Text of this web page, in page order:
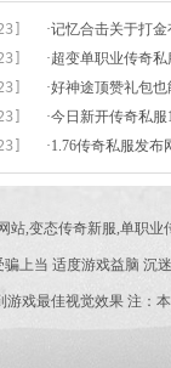
·记忆合击关于打
·超变单职业传奇
系密切
·好神途顶赞礼包
·今日新开传奇私
级技巧
·1.76传奇私服发
战士
站,变态传奇新服,单职
上当 适度游戏益脑 沉
游戏最佳视觉效果 注